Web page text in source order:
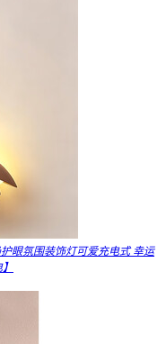
眼氛围装饰灯可爱充电式 幸运